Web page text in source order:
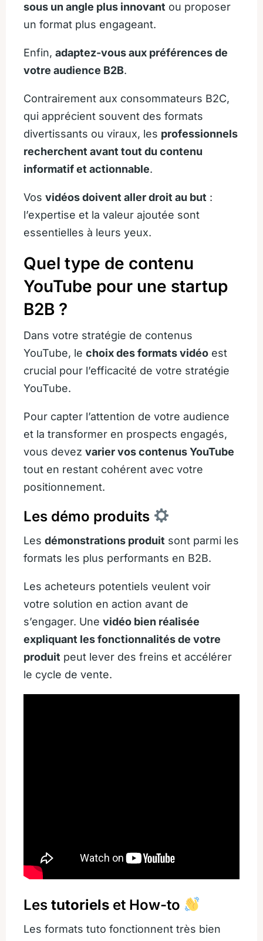
sous un angle plus innovant ou proposer
un format plus engageant.
Enfin, adaptez-vous aux préférences de
votre audience B2B.
Contrairement aux consommateurs B2C,
qui apprécient souvent des formats
divertissants ou viraux, les professionnels
recherchent avant tout du contenu
informatif et actionnable.
Vos vidéos doivent aller droit au but :
l’expertise et la valeur ajoutée sont
essentielles à leurs yeux.
Quel type de contenu
YouTube pour une startup
B2B ?
Dans votre stratégie de contenus
YouTube, le choix des formats vidéo est
crucial pour l’efficacité de votre stratégie
YouTube.
Pour capter l’attention de votre audience
et la transformer en prospects engagés,
vous devez varier vos contenus YouTube
tout en restant cohérent avec votre
positionnement.
Les démo produits
Les démonstrations produit sont parmi les
formats les plus performants en B2B.
Les acheteurs potentiels veulent voir
votre solution en action avant de
s’engager. Une vidéo bien réalisée
expliquant les fonctionnalités de votre
produit peut lever des freins et accélérer
le cycle de vente.
Les tutoriels et How-to
Les formats tuto fonctionnent très bien